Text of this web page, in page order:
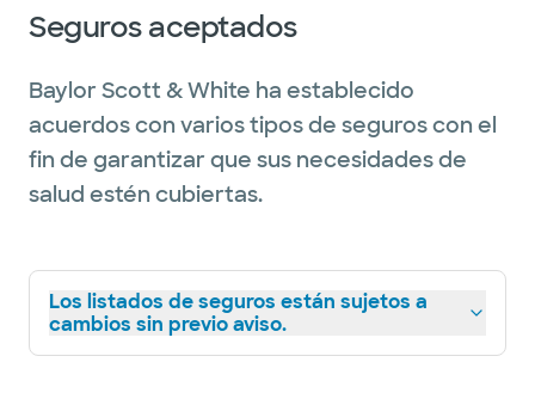
Seguros aceptados
Baylor Scott & White ha establecido
acuerdos con varios tipos de seguros con el
fin de garantizar que sus necesidades de
salud estén cubiertas.
Los listados de seguros están sujetos a
cambios sin previo aviso.